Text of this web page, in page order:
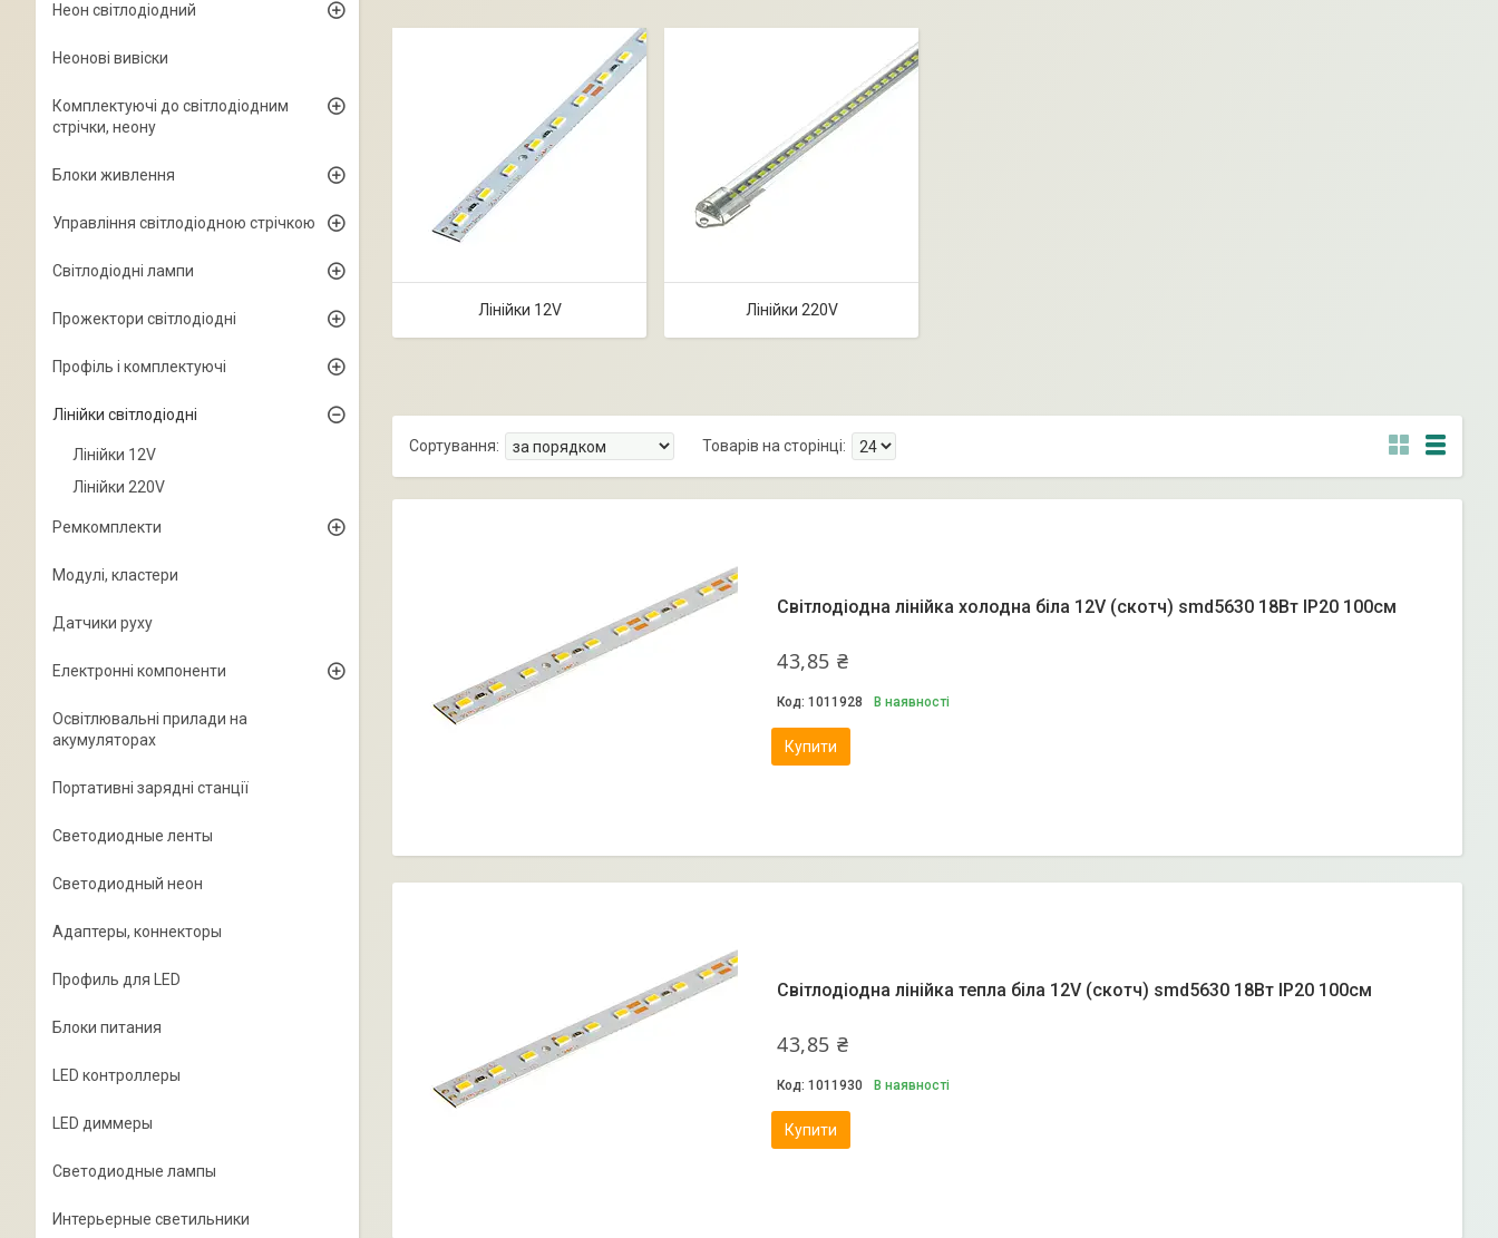
Лінійки 12V Лінійки 220V
Світлодіодна лінійка холодна біла 12V (скотч) smd5630 18Вт IP20 100см
43,85 ₴
1011928 В наявності
Купити
Світлодіодна лінійка тепла біла 12V (скотч) smd5630 18Вт IP20 100см
43,85 ₴
1011930 В наявності
Купити
Неон світлодіодний
Неонові вивіски
Комплектуючі до світлодіодним
стрічки, неону
Блоки живлення
Управління світлодіодною стрічкою
Світлодіодні лампи
Прожектори світлодіодні
Профіль і комплектуючі
Лінійки світлодіодні
Лінійки 12V
Лінійки 220V
Ремкомплекти
Модулі, кластери
Датчики руху
Електронні компоненти
Освітлювальні прилади на
акумуляторах
Портативні зарядні станції
Светодиодные ленты
Светодиодный неон
Адаптеры, коннекторы
Профиль для LED
Блоки питания
LED контроллеры
LED диммеры
Светодиодные лампы
Интерьерные светильники